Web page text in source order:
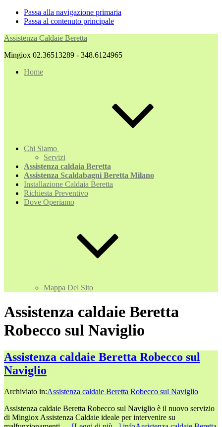
Passa alla navigazione primaria
Passa al contenuto principale
Assistenza Caldaie Beretta
Mingiox 02.36513289 - 348.6124965
Home
Chi Siamo
Servizi
Assistenza caldaia Beretta
Assistenza Scaldabagni Beretta Milano
Installazione Caldaia Beretta
Richiesta Preventivo
Dove Operiamo
Mappa Del Sito
Assistenza caldaie Beretta
Robecco sul Naviglio
Assistenza caldaie Beretta Robecco sul
Naviglio
Archiviato in:Assistenza caldaie Beretta Robecco sul Naviglio
Assistenza caldaie Beretta Robecco sul Naviglio è il nuovo servizio
di Mingiox Assistenza Caldaie ideale per intervenire su